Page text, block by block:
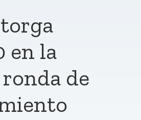
en la
de